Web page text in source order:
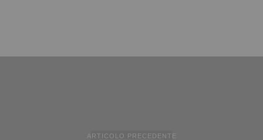
ARTICOLO PRECEDENTE